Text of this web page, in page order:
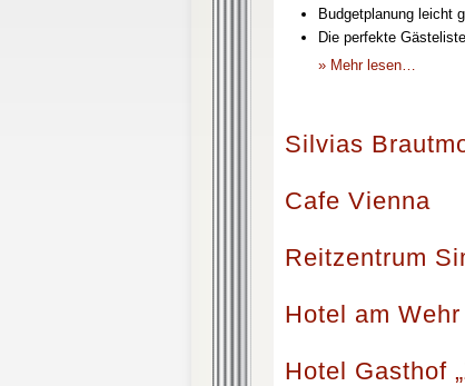
Budgetplanung leicht
Die perfekte
» Mehr lesen…
Silvias
Cafe Vienna
Reitzentrum
Hotel am Wehr
Hotel Gasthof